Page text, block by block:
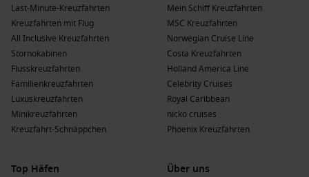
Last-Minute-Kreuzfahrten
Kreuzfahrten mit Flug
All Inclusive Kreuzfahrten
Stornokabinen
Flusskreuzfahrten
Familienkreuzfahrten
Luxuskreuzfahrten
Minikreuzfahrten
Kreuzfahrt-Schnäppchen
Mein Schiff Kreuzfahrten
MSC Kreuzfahrten
Norwegian Cruise Line
Costa Kreuzfahrten
Holland America Line
Celebrity Cruises
Royal Caribbean
nicko cruises
Phoenix Kreuzfahrten
Top Häfen
Über uns